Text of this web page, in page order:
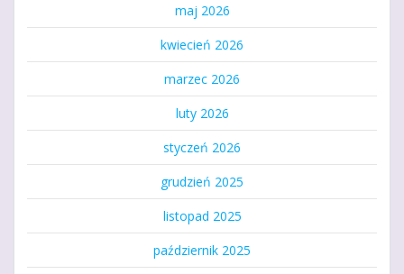
maj 2026
kwiecień 2026
marzec 2026
luty 2026
styczeń 2026
grudzień 2025
listopad 2025
październik 2025